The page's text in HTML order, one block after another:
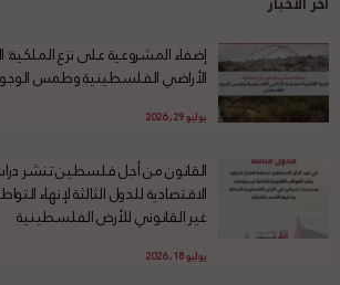
إضفاء المشروعية على نزع الملكية:
الأراضي الفلسطينية وطمس
يوليو 29, 2026
القانون من أجل فلسطين تنشر
الاقتصادية للدول الثالثة لإنهاء
غير القانوني للأرض الفلسطينية
يوليو 18, 2026